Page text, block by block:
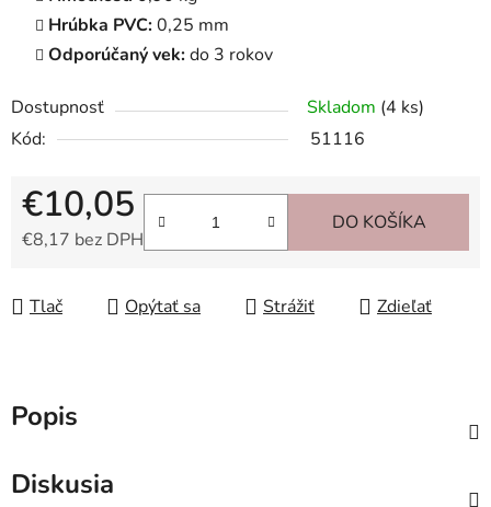
Hrúbka PVC:0,25 mm
Odporúčaný vek:do 3 rokov
Dostupnosť Skladom (4 ks)
Kód:
51116
€10,05
€8,17 bez DPH
DO KOŠÍKA
Tlač Opýtať sa Strážiť Zdieľať
Popis
Diskusia